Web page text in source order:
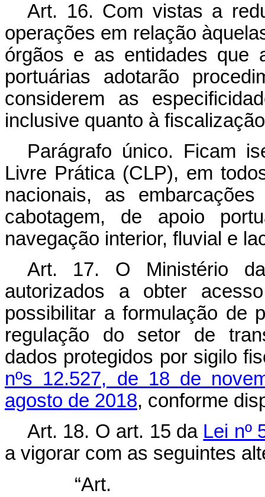
Art. 16. Com vistas a
operações em relação
órgãos e as entidades que
portuárias adotarão
considerem as
inclusive quanto à
Parágrafo único. Ficam
Livre Prática (CLP), em
nacionais, as
cabotagem, de apoio
navegação interior, fluvial e
Art. 17. O Ministério
autorizados a obter
possibilitar a formulação de
regulação do setor de
dados protegidos por sigilo
nºs 12.527, de 18 de
agosto de 2018, conforme
Art. 18. O art. 15 da Lei nº
a vigorar com as seguintes